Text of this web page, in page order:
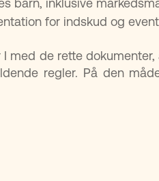
for indskud og
med de rette
regler. På den